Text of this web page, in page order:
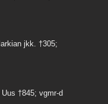
jkk. †305;
†845; vgmr-d